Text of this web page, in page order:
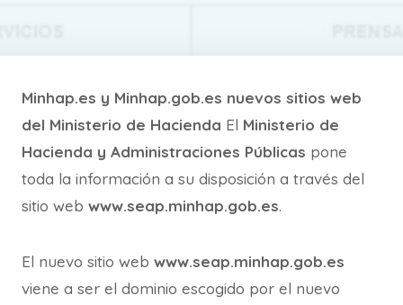
Minhap.es y Minhap.gob.es nuevos sitios web
del Ministerio de Hacienda El Ministerio de
Hacienda y Administraciones Públicas pone
toda la información a su disposición a través del
sitio web www.seap.minhap.gob.es.
El nuevo sitio web www.seap.minhap.gob.es
viene a ser el dominio escogido por el nuevo